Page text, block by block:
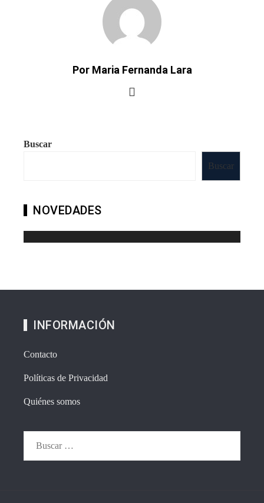
Por Maria Fernanda Lara
Buscar
Buscar
NOVEDADES
INFORMACIÓN
Contacto
Políticas de Privacidad
Quiénes somos